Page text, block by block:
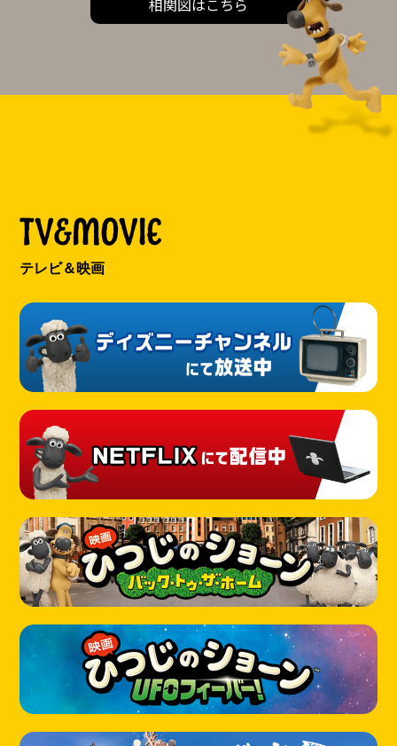
相関図はこちら
TV&MOVIE
テレビ＆映画